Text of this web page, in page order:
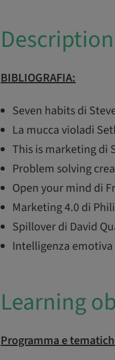
Description
BIBLIOGRAFIA:
Seven habits di
La mucca violadi
This is marketing di
Problem solving
Open your mind di
Marketing 4.0 di
Spillover di David
Intelligenza
Learning
Programma e